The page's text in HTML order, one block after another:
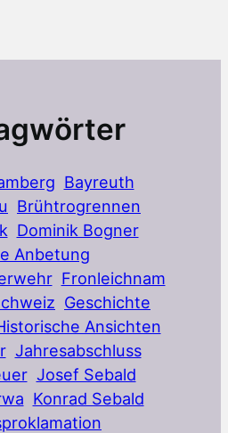
Bayreuth
Brühtrogrennen
Dominik Bogner
Anbetung
Fronleichnam
Geschichte
Ansichten
Jahresabschluss
Josef Sebald
Konrad Sebald